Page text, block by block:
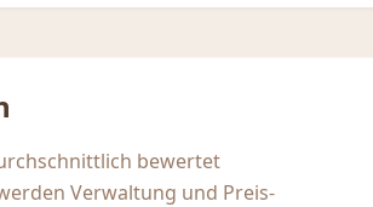
bewertet
Verwaltung und Preis-